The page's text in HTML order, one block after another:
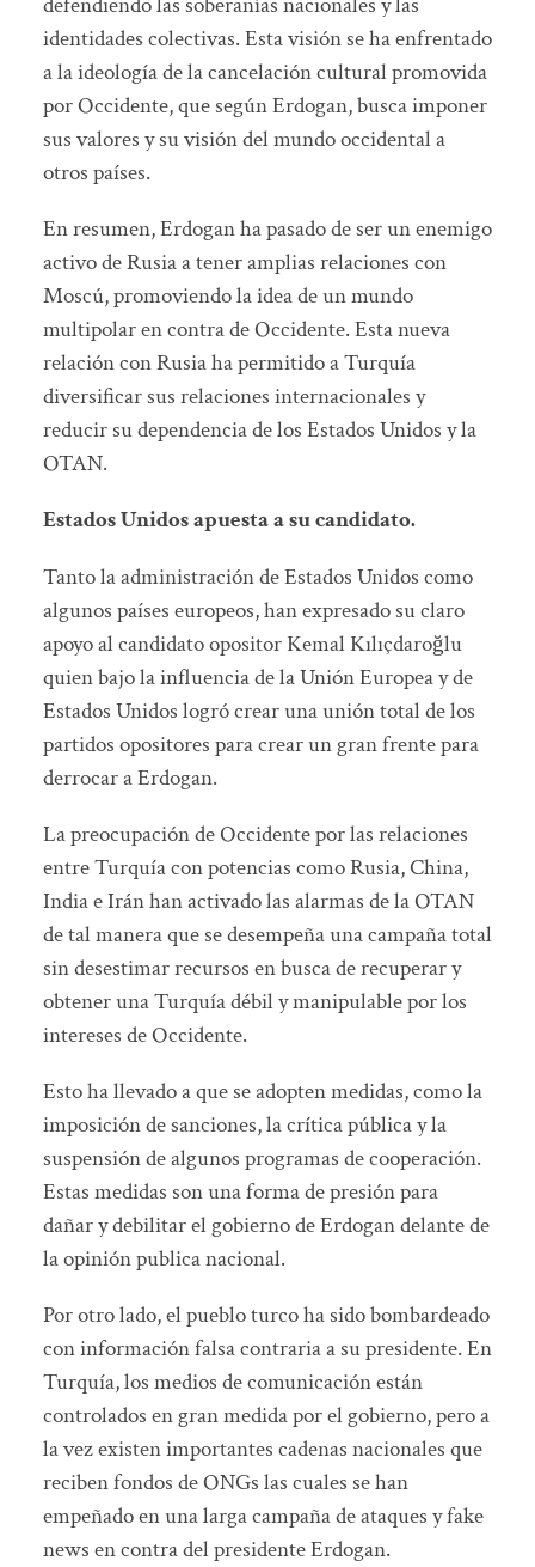
identidades colectivas. Esta visión se ha enfrentado
a la ideología de la cancelación cultural promovida
por Occidente, que según Erdogan, busca imponer
sus valores y su visión del mundo occidental a
otros países.
En resumen, Erdogan ha pasado de ser un enemigo
activo de Rusia a tener amplias relaciones con
Moscú, promoviendo la idea de un mundo
multipolar en contra de Occidente. Esta nueva
relación con Rusia ha permitido a Turquía
diversificar sus relaciones internacionales y
reducir su dependencia de los Estados Unidos y la
OTAN.
Estados Unidos apuesta a su candidato.
Tanto la administración de Estados Unidos como
algunos países europeos, han expresado su claro
apoyo al candidato opositor Kemal Kılıçdaroğlu
quien bajo la influencia de la Unión Europea y de
Estados Unidos logró crear una unión total de los
partidos opositores para crear un gran frente para
derrocar a Erdogan.
La preocupación de Occidente por las relaciones
entre Turquía con potencias como Rusia, China,
India e Irán han activado las alarmas de la OTAN
de tal manera que se desempeña una campaña total
sin desestimar recursos en busca de recuperar y
obtener una Turquía débil y manipulable por los
intereses de Occidente.
Esto ha llevado a que se adopten medidas, como la
imposición de sanciones, la crítica pública y la
suspensión de algunos programas de cooperación.
Estas medidas son una forma de presión para
dañar y debilitar el gobierno de Erdogan delante de
la opinión publica nacional.
Por otro lado, el pueblo turco ha sido bombardeado
con información falsa contraria a su presidente. En
Turquía, los medios de comunicación están
controlados en gran medida por el gobierno, pero a
la vez existen importantes cadenas nacionales que
reciben fondos de ONGs las cuales se han
empeñado en una larga campaña de ataques y fake
news en contra del presidente Erdogan.